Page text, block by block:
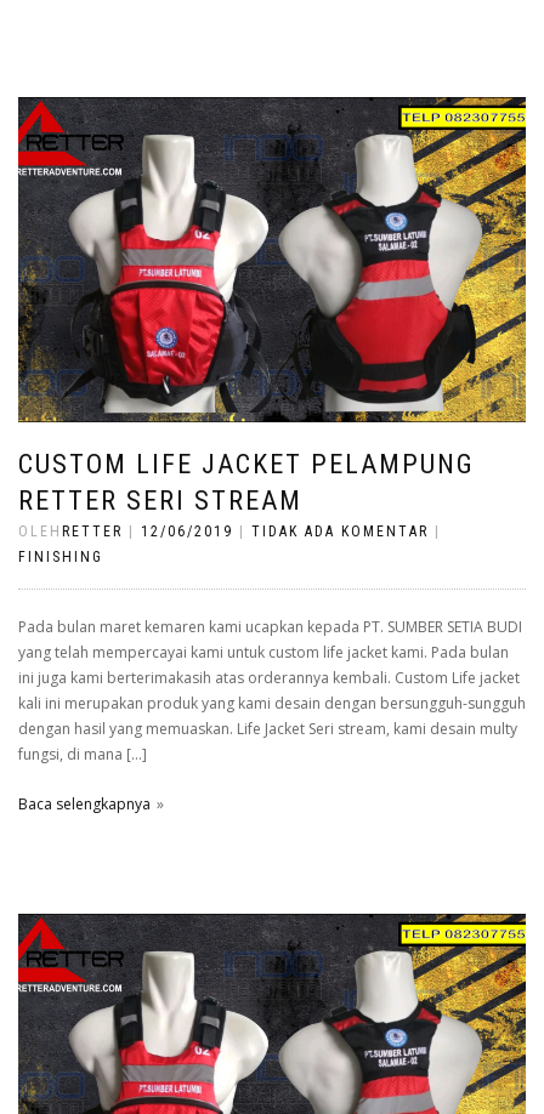
CUSTOM LIFE JACKET PELAMPUNG
RETTER SERI STREAM
OLEH RETTER | 12/06/2019 | TIDAK ADA KOMENTAR |
FINISHING
Pada bulan maret kemaren kami ucapkan kepada PT. SUMBER SETIA BUDI
yang telah mempercayai kami untuk custom life jacket kami. Pada bulan
ini juga kami berterimakasih atas orderannya kembali. Custom Life jacket
kali ini merupakan produk yang kami desain dengan bersungguh-sungguh
dengan hasil yang memuaskan. Life Jacket Seri stream, kami desain multy
fungsi, di mana […]
Baca selengkapnya